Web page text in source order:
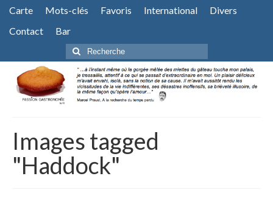
Carte Mots-clés Favoris International
Divers
Contact
Bar
Rechercher
:
Images tagged
"Haddock"